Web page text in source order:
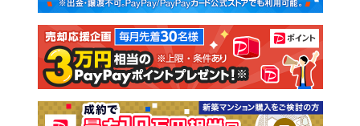
注文住宅 土地
売却査定